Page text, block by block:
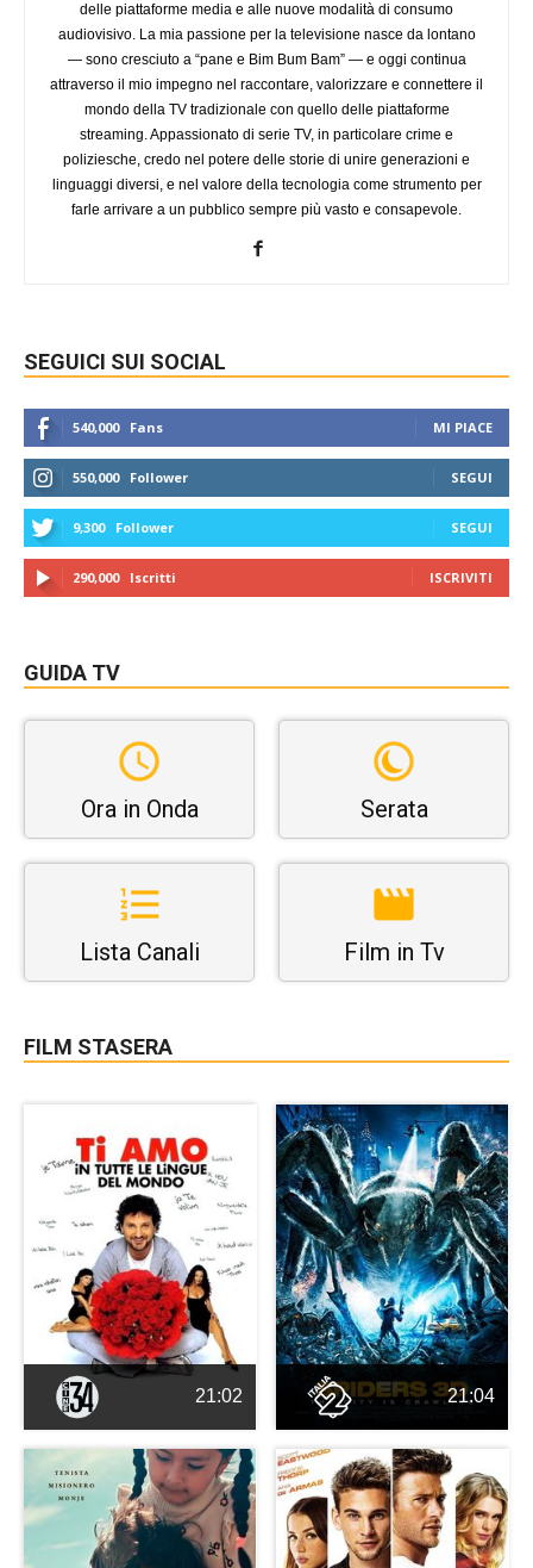
delle piattaforme media e alle nuove modalità di consumo
audiovisivo. La mia passione per la televisione nasce da lontano
— sono cresciuto a “pane e Bim Bum Bam” — e oggi continua
attraverso il mio impegno nel raccontare, valorizzare e connettere il
mondo della TV tradizionale con quello delle piattaforme
streaming. Appassionato di serie TV, in particolare crime e
poliziesche, credo nel potere delle storie di unire generazioni e
linguaggi diversi, e nel valore della tecnologia come strumento per
farle arrivare a un pubblico sempre più vasto e consapevole.
SEGUICI SUI SOCIAL
540,000 Fans MI PIACE
550,000 Follower SEGUI
9,300 Follower SEGUI
290,000 Iscritti ISCRIVITI
GUIDA TV
Ora in Onda Serata
Lista Canali Film in Tv
FILM STASERA
21:02 21:04